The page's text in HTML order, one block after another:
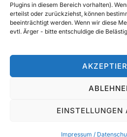
Plugins in diesem Bereich vorhalten).
erteilst oder zurückziehst, können
beeinträchtigt werden. Wenn wir diese
evtl. Ärger - bitte entschuldige die
EINSTELLUNGEN
Impressum /
Motive vor 2020
Impressum / Datenschutzerklärung
Copyright © 2026